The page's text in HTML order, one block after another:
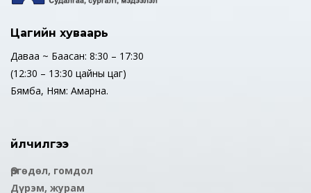
Цагийн хуваарь
Даваа ~ Баасан: 8:30 – 17:30
(12:30 – 13:30 цайны цаг)
Бямба, Ням: Амарна.
Үйлчилгээ
Өргөдөл, гомдол
Дүрэм, журам